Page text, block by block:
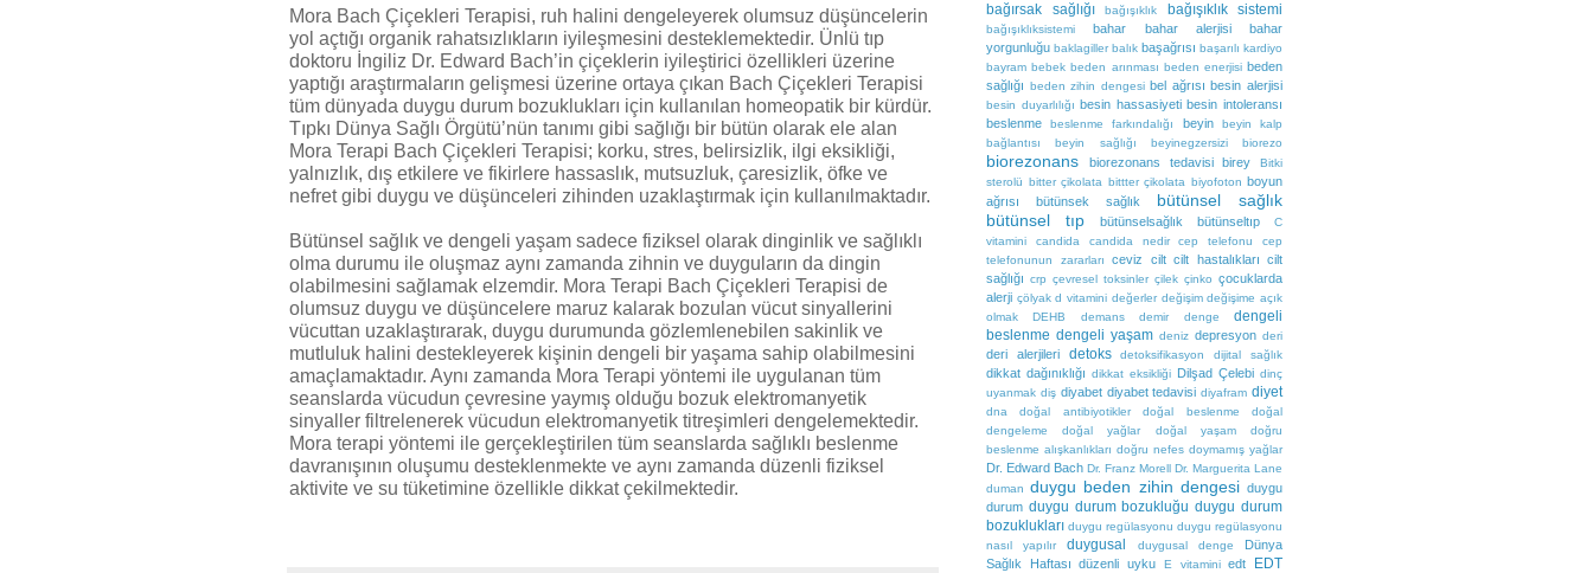
Mora Bach Çiçekleri Terapisi, ruh halini dengeleyerek olumsuz düşüncelerin
yol açtığı organik rahatsızlıkların iyileşmesini desteklemektedir. Ünlü tıp
doktoru İngiliz Dr. Edward Bach’in çiçeklerin iyileştirici özellikleri üzerine
yaptığı araştırmaların gelişmesi üzerine ortaya çıkan Bach Çiçekleri Terapisi
tüm dünyada duygu durum bozuklukları için kullanılan homeopatik bir kürdür.
Tıpkı Dünya Sağlı Örgütü’nün tanımı gibi sağlığı bir bütün olarak ele alan
Mora Terapi Bach Çiçekleri Terapisi; korku, stres, belirsizlik, ilgi eksikliği,
yalnızlık, dış etkilere ve fikirlere hassaslık, mutsuzluk, çaresizlik, öfke ve
nefret gibi duygu ve düşünceleri zihinden uzaklaştırmak için kullanılmaktadır.
Bütünsel sağlık ve dengeli yaşam sadece fiziksel olarak dinginlik ve sağlıklı
olma durumu ile oluşmaz aynı zamanda zihnin ve duyguların da dingin
olabilmesini sağlamak elzemdir. Mora Terapi Bach Çiçekleri Terapisi de
olumsuz duygu ve düşüncelere maruz kalarak bozulan vücut sinyallerini
vücuttan uzaklaştırarak, duygu durumunda gözlemlenebilen sakinlik ve
mutluluk halini destekleyerek kişinin dengeli bir yaşama sahip olabilmesini
amaçlamaktadır. Aynı zamanda Mora Terapi yöntemi ile uygulanan tüm
seanslarda vücudun çevresine yaymış olduğu bozuk elektromanyetik
sinyaller filtrelenerek vücudun elektromanyetik titreşimleri dengelemektedir.
Mora terapi yöntemi ile gerçekleştirilen tüm seanslarda sağlıklı beslenme
davranışının oluşumu desteklenmekte ve aynı zamanda düzenli fiziksel
aktivite ve su tüketimine özellikle dikkat çekilmektedir.
bağırsak sağlığı bağışıklık bağışıklık sistemi
bağışıklıksistemi bahar bahar alerjisi
bahar
yorgunluğu baklagiller balık başağrısı başarılı kardiyo
bayram bebek beden arınması beden enerjisi beden
sağlığı beden zihin dengesi bel ağrısı besin alerjisi
besin duyarlılığı besin hassasiyeti besin intoleransı
beslenme
beslenme farkındalığı beyin
beyin kalp
bağlantısı
beyin sağlığı beyinegzersizi biorezo
biorezonans biorezonans tedavisi birey
Bitki
sterolü bitter çikolata bittter çikolata biyofoton boyun
ağrısı
bütünsek sağlık
bütünsel sağlık
bütünsel tıp
bütünselsağlık bütünseltıp
C
vitamini
candida candida nedir cep telefonu
cep
telefonunun zararları
ceviz cilt cilt hastalıkları cilt
sağlığı crp çevresel toksinler çilek çinko çocuklarda
alerji çölyak d vitamini değerler değişim değişime açık
olmak
DEHB demans demir denge
dengeli
beslenme dengeli yaşam deniz depresyon deri
deri alerjileri detoks detoksifikasyon dijital sağlık
dikkat dağınıklığı dikkat eksikliği Dilşad Çelebi dinç
uyanmak diş diyabet diyabet tedavisi diyafram diyet
dna doğal antibiyotikler doğal beslenme
doğal
dengeleme
doğal yağlar doğal yaşam
doğru
beslenme alışkanlıkları doğru nefes doymamış yağlar
Dr. Edward Bach Dr. Franz Morell Dr. Marguerita Lane
duman duygu beden zihin dengesi duygu
durum duygu durum bozukluğu duygu durum
bozuklukları duygu regülasyonu duygu regülasyonu
nasıl yapılır
duygusal duygusal denge
Dünya
Sağlık Haftası
düzenli uyku E vitamini edt
EDT